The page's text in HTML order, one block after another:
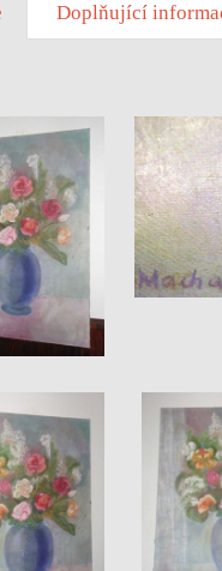
Doplňující